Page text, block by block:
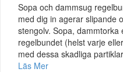
Sopa och dammsug
med dig in agerar slipande
stengolv. Sopa,
regelbundet (helst varje
med dessa skadliga
Läs Mer